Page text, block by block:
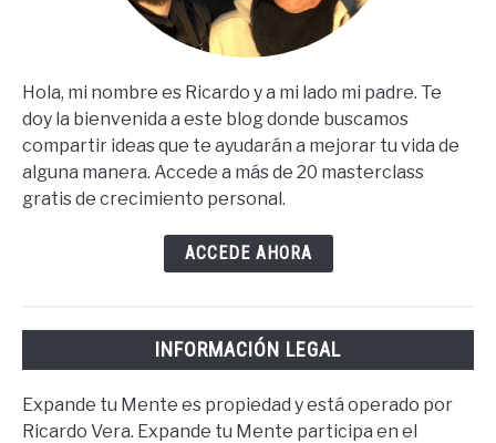
Hola, mi nombre es Ricardo y a mi lado mi padre. Te
doy la bienvenida a este blog donde buscamos
compartir ideas que te ayudarán a mejorar tu vida de
alguna manera. Accede a más de 20 masterclass
gratis de crecimiento personal.
ACCEDE AHORA
INFORMACIÓN LEGAL
Expande tu Mente es propiedad y está operado por
Ricardo Vera. Expande tu Mente participa en el